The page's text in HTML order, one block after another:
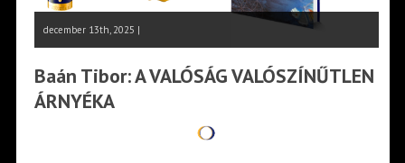
december 13th, 2025 |
Baán Tibor: A VALÓSÁG VALÓSZÍNŰTLEN
ÁRNYÉKA